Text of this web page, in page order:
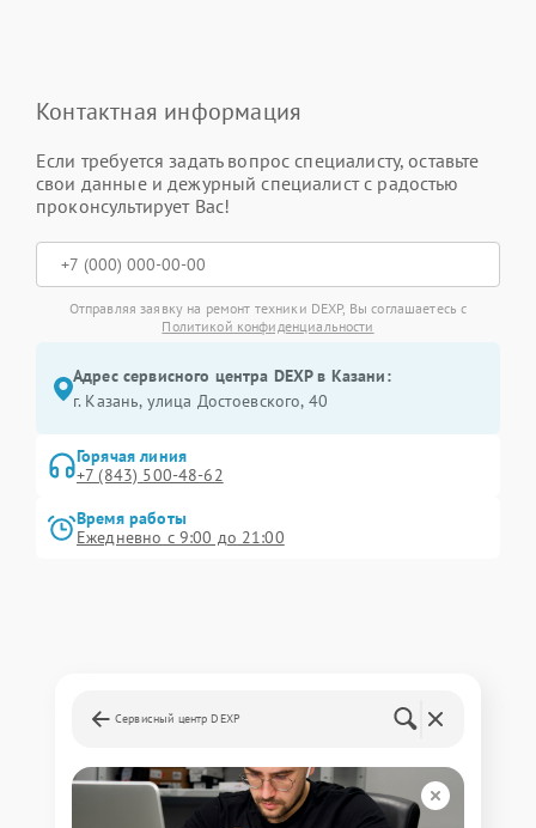
Контактная информация
Если требуется задать вопрос специалисту, оставьте
свои данные и дежурный специалист с радостью
проконсультирует Вас!
Отправляя заявку на ремонт техники DEXP, Вы соглашаетесь с
Политикой конфиденциальности
Адрес сервисного центра DEXP в Казани:
г. Казань, улица Достоевского, 40
Горячая линия
+7 (843) 500-48-62
Время работы
Ежедневно с 9:00 до 21:00
Сервисный центр DEXP